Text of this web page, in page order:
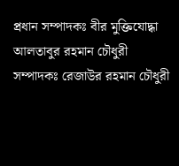
প্রধান সম্পাদকঃ বীর মুক্তিযোদ্ধা
আলতাবুর রহমান চৌধুরী
সম্পাদকঃ রেজাউর রহমান চৌধুরী